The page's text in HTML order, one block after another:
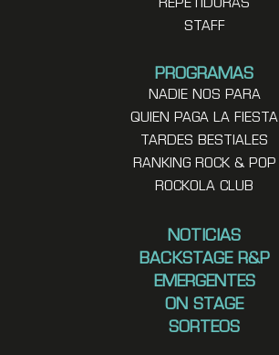
REPETIDORAS
STAFF
PROGRAMAS
NADIE NOS PARA
QUIEN PAGA LA FIESTA
TARDES BESTIALES
RANKING ROCK & POP
ROCKOLA CLUB
NOTICIAS
BACKSTAGE R&P
EMERGENTES
ON STAGE
SORTEOS